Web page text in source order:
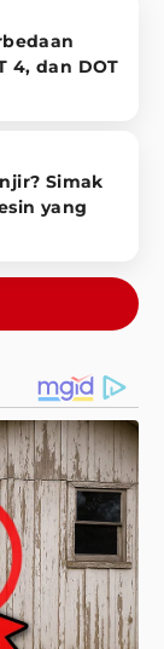
4, dan DOT
Simak
yang